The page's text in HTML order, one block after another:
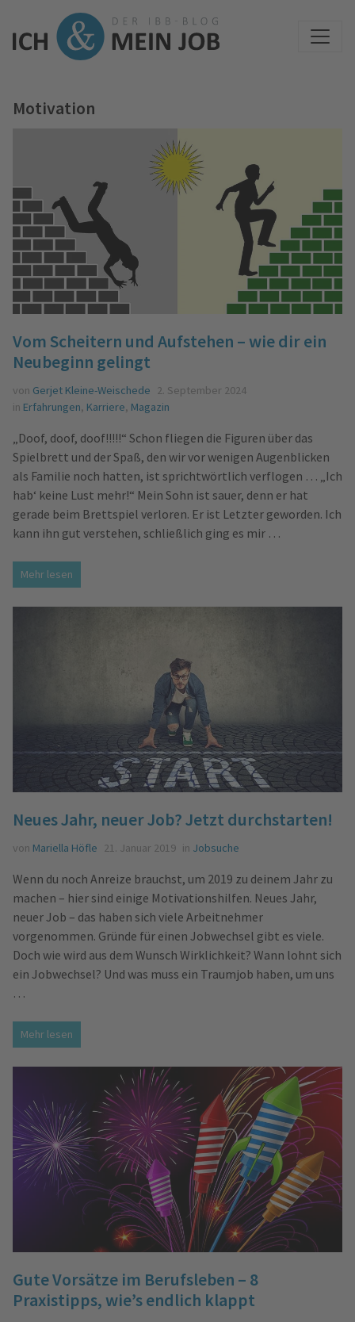
Motivation
Vom Scheitern und Aufstehen – wie dir ein
Neubeginn gelingt
von Gerjet Kleine-Weischede 2. September 2024
in Erfahrungen, Karriere, Magazin
„Doof, doof, doof!!!!!“ Schon fliegen die Figuren über das
Spielbrett und der Spaß, den wir vor wenigen Augenblicken
als Familie noch hatten, ist sprichtwörtlich verflogen … „Ich
hab‘ keine Lust mehr!“ Mein Sohn ist sauer, denn er hat
gerade beim Brettspiel verloren. Er ist Letzter geworden. Ich
kann ihn gut verstehen, schließlich ging es mir …
Mehr lesen
Neues Jahr, neuer Job? Jetzt durchstarten!
von Mariella Höfle 21. Januar 2019 in Jobsuche
Wenn du noch Anreize brauchst, um 2019 zu deinem Jahr zu
machen – hier sind einige Motivationshilfen. Neues Jahr,
neuer Job – das haben sich viele Arbeitnehmer
vorgenommen. Gründe für einen Jobwechsel gibt es viele.
Doch wie wird aus dem Wunsch Wirklichkeit? Wann lohnt sich
ein Jobwechsel? Und was muss ein Traumjob haben, um uns
…
Mehr lesen
Gute Vorsätze im Berufsleben – 8
Praxistipps, wie’s endlich klappt